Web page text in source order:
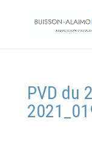
PVD du